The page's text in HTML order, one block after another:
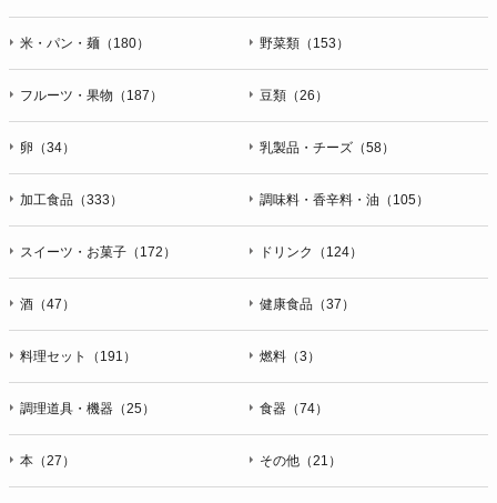
個人情報の提供は任意と致しますが、当社が依頼する情報の提
応等に支障をきたす可能性がございますのでご了承下さい。
h）弊社は、弊社のウェブサイトへのアクセス状況について、
す。これらには、お客様のお名前、ご住所、電話番号、電子メ
個人情報に関する問合わせ窓口
個人情報保護管理者：オペレーション部シニアマネージャー
〒106-0044 東京都港区東麻布一丁目２７番１号 東麻布食文化
ビル４階
ＦＡＸ：047-401-6847
米・パン・麺（180） 野菜類（153）
フルーツ・果物（187） 豆類（26）
卵（34） 乳製品・チーズ（58）
加工食品（333） 調味料・香辛料・油（105）
スイーツ・お菓子（172） ドリンク（124）
酒（47） 健康食品（37）
料理セット（191） 燃料（3）
調理道具・機器（25） 食器（74）
本（27） その他（21）